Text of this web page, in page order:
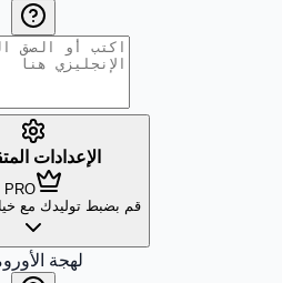
الإعدادات
PRO
قم بضبط توليدك مع
لهجة